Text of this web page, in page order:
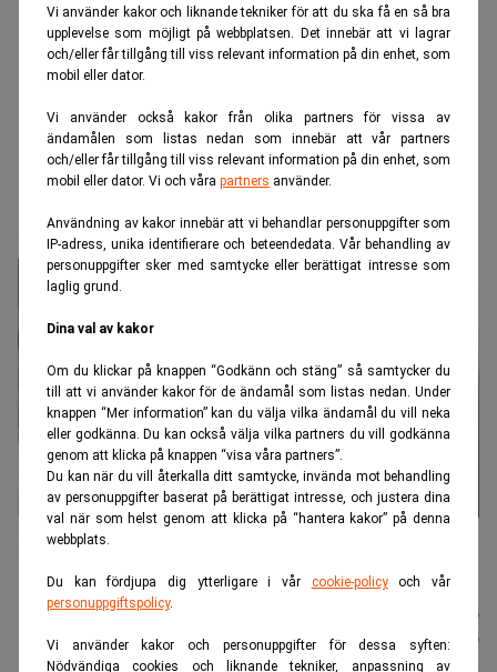
Vi använder kakor och liknande tekniker för att du ska få en så bra
upplevelse som möjligt på webbplatsen. Det innebär att vi lagrar
och/eller får tillgång till viss relevant information på din enhet, som
mobil eller dator.
Vi använder också kakor från olika partners för vissa av
ändamålen som listas nedan som innebär att vår partners
och/eller får tillgång till viss relevant information på din enhet, som
mobil eller dator. Vi och våra partners använder.
Användning av kakor innebär att vi behandlar personuppgifter som
IP-adress, unika identifierare och beteendedata. Vår behandling av
personuppgifter sker med samtycke eller berättigat intresse som
laglig grund.
Dina val av kakor
Om du klickar på knappen “Godkänn och stäng” så samtycker du
till att vi använder kakor för de ändamål som listas nedan. Under
knappen “Mer information” kan du välja vilka ändamål du vill neka
eller godkänna. Du kan också välja vilka partners du vill godkänna
genom att klicka på knappen “visa våra partners”.
Du kan när du vill återkalla ditt samtycke, invända mot behandling
av personuppgifter baserat på berättigat intresse, och justera dina
val när som helst genom att klicka på “hantera kakor” på denna
webbplats.
Du kan fördjupa dig ytterligare i vår cookie-policyoch vår
personuppgiftspolicy.
Vi använder kakor och personuppgifter för dessa syften:
Nödvändiga cookies och liknande tekniker, anpassning av
Svenskarna slår rekord i fondsparande
Stigande börskurser och ett fortsatt sparande ligger bakom att
svenskarnas samlade fondförmögenhet nu överstiger 10 000
miljarder kronor. Foto: Johan Hallnäs/TT
Nyhetsbyrån
TT
12 juli 2026
Uppdaterad:
12 juli 2026